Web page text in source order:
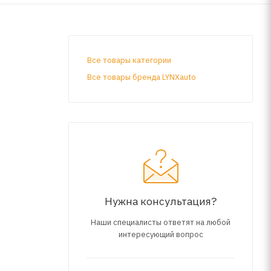
Все товары категории
Все товары бренда LYNXauto
Нужна консультация?
Наши специалисты ответят на любой
интересующий вопрос